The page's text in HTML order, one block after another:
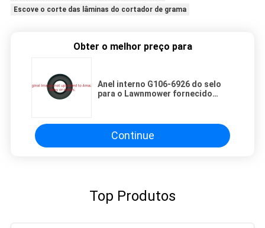
Escove o corte das lâminas do cortador de grama
Obter o melhor preço para
Anel interno G106-6926 do selo
para o Lawnmower fornecido
Continue
Top Produtos